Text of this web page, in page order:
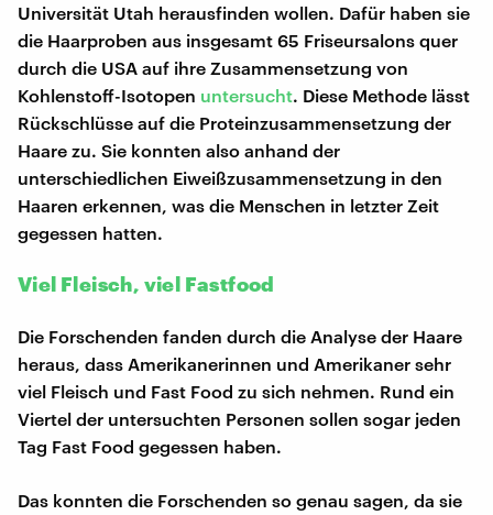
Universität Utah herausfinden wollen. Dafür haben sie
die Haarproben aus insgesamt 65 Friseursalons quer
durch die USA auf ihre Zusammensetzung von
Kohlenstoff-Isotopen untersucht. Diese Methode lässt
Rückschlüsse auf die Proteinzusammensetzung der
Haare zu. Sie konnten also anhand der
unterschiedlichen Eiweißzusammensetzung in den
Haaren erkennen, was die Menschen in letzter Zeit
gegessen hatten.
Viel Fleisch, viel Fastfood
Die Forschenden fanden durch die Analyse der Haare
heraus, dass Amerikanerinnen und Amerikaner sehr
viel Fleisch und Fast Food zu sich nehmen. Rund ein
Viertel der untersuchten Personen sollen sogar jeden
Tag Fast Food gegessen haben.
Das konnten die Forschenden so genau sagen, da sie